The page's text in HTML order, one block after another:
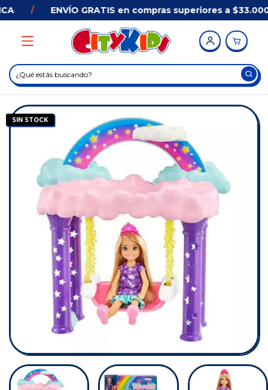
ENVÍO GRATIS en compras superiores a $33.000
SIN STOCK